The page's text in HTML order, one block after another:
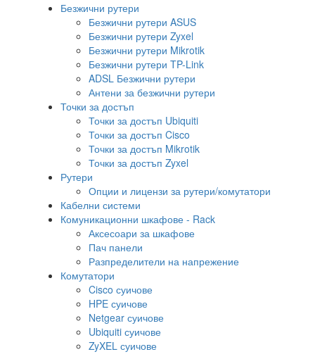
Безжични рутери
Безжични рутери ASUS
Безжични рутери Zyxel
Безжични рутери Mikrotik
Безжични рутери TP-Link
ADSL Безжични рутери
Антени за безжични рутери
Точки за достъп
Точки за достъп Ubiquiti
Точки за достъп Cisco
Точки за достъп Mikrotik
Точки за достъп Zyxel
Рутери
Опции и лицензи за рутери/комутатори
Кабелни системи
Комуникационни шкафове - Rack
Аксесоари за шкафове
Пач панели
Разпределители на напрежение
Комутатори
Cisco суичове
HPE суичове
Netgear суичове
Ubiquiti суичове
ZyXEL суичове